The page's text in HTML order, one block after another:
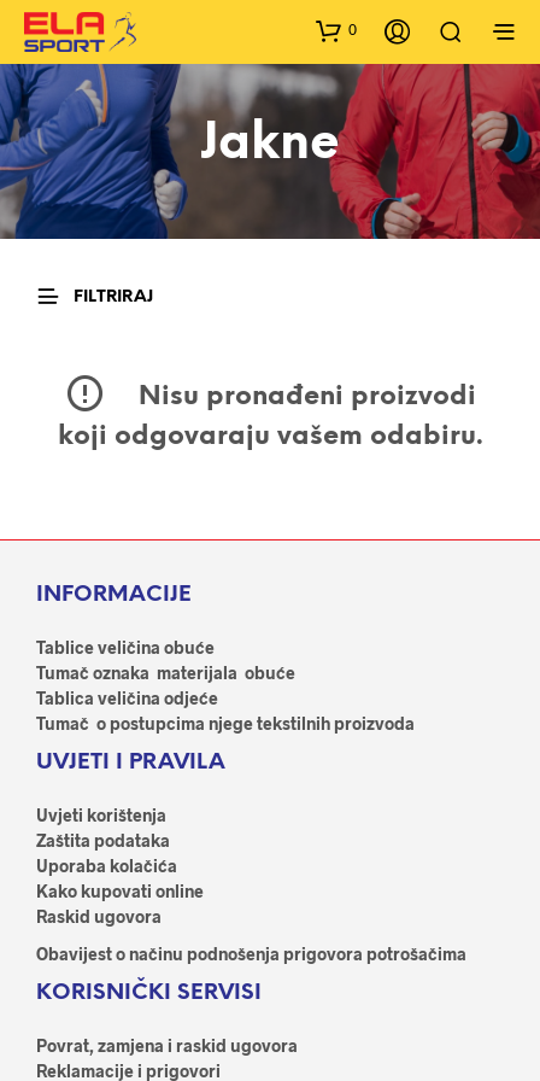
0
Jakne
FILTRIRAJ
Nisu pronađeni proizvodi
koji odgovaraju vašem odabiru.
INFORMACIJE
Tablice veličina obuće
Tumač oznaka materijala obuće
Tablica veličina odjeće
Tumač o postupcima njege tekstilnih proizvoda
UVJETI I PRAVILA
Uvjeti korištenja
Zaštita podataka
Uporaba kolačića
Kako kupovati online
Raskid ugovora
Obavijest o načinu podnošenja prigovora potrošačima
KORISNIČKI SERVISI
Povrat, zamjena i raskid ugovora
Reklamacije i prigovori